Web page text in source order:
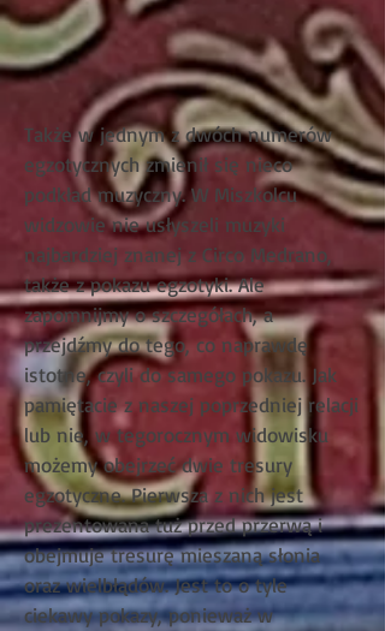
Także w jednym z dwóch numerów
egzotycznych zmienił się nieco
podkład muzyczny. W Miszkolcu
widzowie nie usłyszeli muzyki
najbardziej znanej z Circo Medrano,
także z pokazu egzotyki. Ale
zapomnijmy o szczegółach, a
przejdźmy do tego, co naprawdę
istotne, czyli do samego pokazu. Jak
pamiętacie z naszej poprzedniej relacji
lub nie, w tegorocznym widowisku
możemy obejrzeć dwie tresury
egzotyczne. Pierwsza z nich jest
prezentowana tuż przed przerwą i
obejmuje tresurę mieszaną słonia
oraz wielbłądów. Jest to o tyle
ciekawy pokazy, ponieważ w